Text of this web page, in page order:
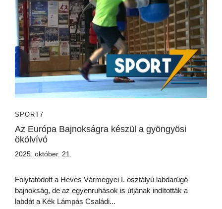
SPORT7
Az Európa Bajnokságra készül a gyöngyösi
ökölvívó
2025. október. 21.
Folytatódott a Heves Vármegyei I. osztályú labdarúgó
bajnokság, de az egyenruhások is útjának indították a
labdát a Kék Lámpás Családi...